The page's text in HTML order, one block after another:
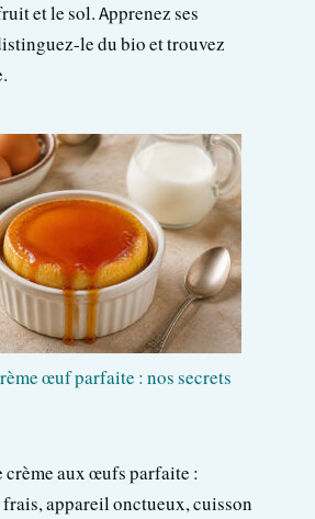
et le sol. Apprenez ses
le du bio et trouvez
œuf parfaite : nos secrets
crème aux œufs parfaite :
appareil onctueux, cuisson